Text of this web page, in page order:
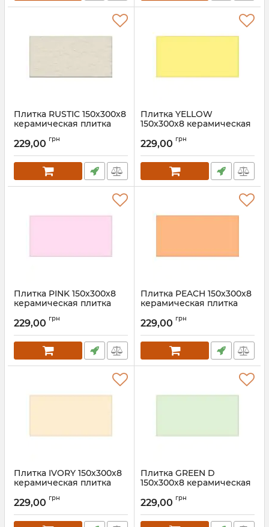
Плитка RUSTIC 150х300х8
керамическая плитка
фасада
229,00 грн
Плитка YELLOW
150х300х8 керамическая
стен, фасада
229,00 грн
Плитка PINK 150х300х8
керамическая плитка
фасада
229,00 грн
Плитка PEACH 150х300х8
керамическая плитка
фасада
229,00 грн
Плитка IVORY 150х300х8
керамическая плитка
фасада
229,00 грн
Плитка GREEN D
150х300х8 керамическая
стен, фасада
229,00 грн